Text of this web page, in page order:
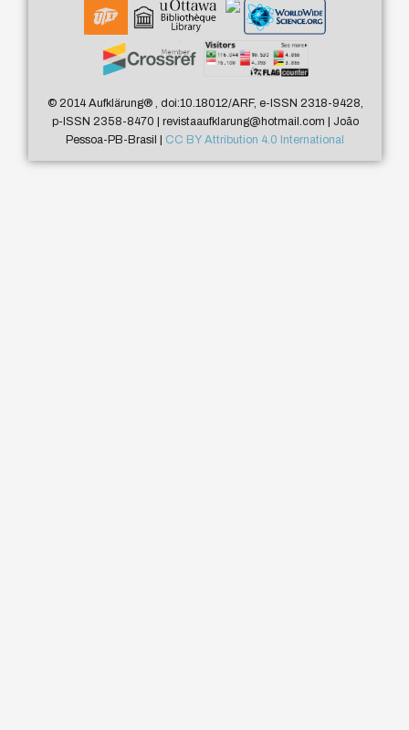
© 2014 Aufklärung®, doi:10.18012/ARF, e-ISSN 2318-9428,
p-ISSN 2358-8470 | revistaaufklarung@hotmail.com | João
Pessoa-PB-Brasil | CC BY Attribution 4.0 International